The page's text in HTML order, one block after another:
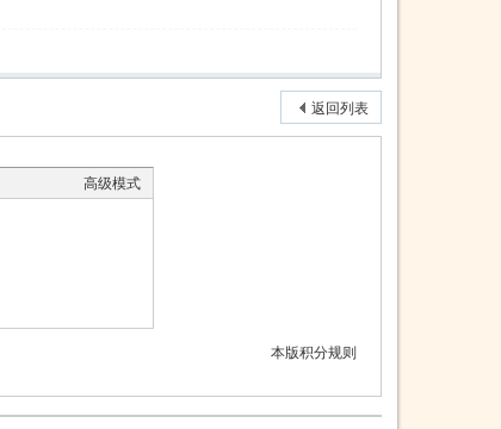
返回列表
高级模式
本版积分规则